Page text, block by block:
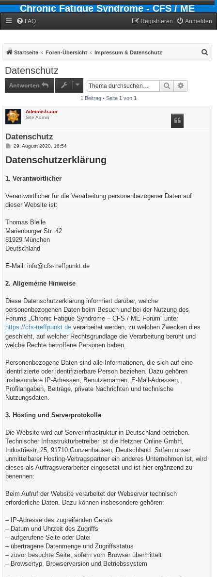
Chronic Fatigue Syndrome - CFS / ME
FAQ Anmelden
Registrieren
Startseite Foren-Übersicht Impressum & Datenschutz
Datenschutz
Antworten Suche
1 Beitrag • Seite 1 von 1
Administrator
Site Admin
Datenschutz
B
i
t
g
29. August 2020, 16:54
Datenschutzerklärung
1. Verantwortlicher
Verantwortlicher für die Verarbeitung personenbezogener Daten auf
dieser Website ist:
Thomas Bleile
Marienburger Str. 42
81929 München
Deutschland
E-Mail: info@cfs-treffpunkt.de
2. Allgemeine Hinweise
Diese Datenschutzerklärung informiert darüber, welche
personenbezogenen Daten beim Besuch und bei der Nutzung des
Forums „Chronic Fatigue Syndrome – CFS / ME Forum“ unter
https://cfs-treffpunkt.de verarbeitet werden, zu welchen Zwecken dies
geschieht, auf welcher Rechtsgrundlage die Verarbeitung beruht und
welche Rechte betroffene Personen haben.
Personenbezogene Daten sind alle Informationen, die sich auf eine
identifizierte oder identifizierbare Person beziehen. Dazu gehören
insbesondere IP-Adressen, Benutzernamen, E-Mail-Adressen,
Profilangaben, Beiträge, private Nachrichten und technische
Nutzungsdaten.
3. Hosting und Serverprotokolle
Die Website wird auf Serverinfrastruktur in Deutschland betrieben.
Technischer Infrastrukturbetreiber ist die Hetzner Online GmbH,
Industriestr. 25, 91710 Gunzenhausen, Deutschland. Sofern unser
unmittelbarer Hosting-Vertragspartner ein anderes Unternehmen ist, wird
dieses als Auftragsverarbeiter eingesetzt und ist hier ergänzend zu
benennen:
Beim Aufruf der Website verarbeitet der Webserver technisch
erforderliche Daten. Dazu können insbesondere gehören:
– IP-Adresse des zugreifenden Geräts
– Datum und Uhrzeit des Zugriffs
– aufgerufene Seite oder Datei
– übertragene Datenmenge und Zugriffsstatus
– zuvor besuchte Seite, sofern vom Browser übermittelt
– Browsertyp, Browserversion und Betriebssystem